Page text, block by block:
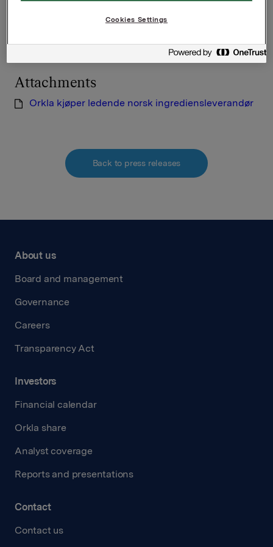
Tlf.: +47 951 41 147
Attachments
Orkla kjøper ledende norsk ingrediensleverandør
Back to press releases
About us
Board and management
Governance
Careers
Transparency Act
Investors
Financial calendar
Orkla share
Analyst coverage
Reports and presentations
Contact
Contact us
Cookies Settings